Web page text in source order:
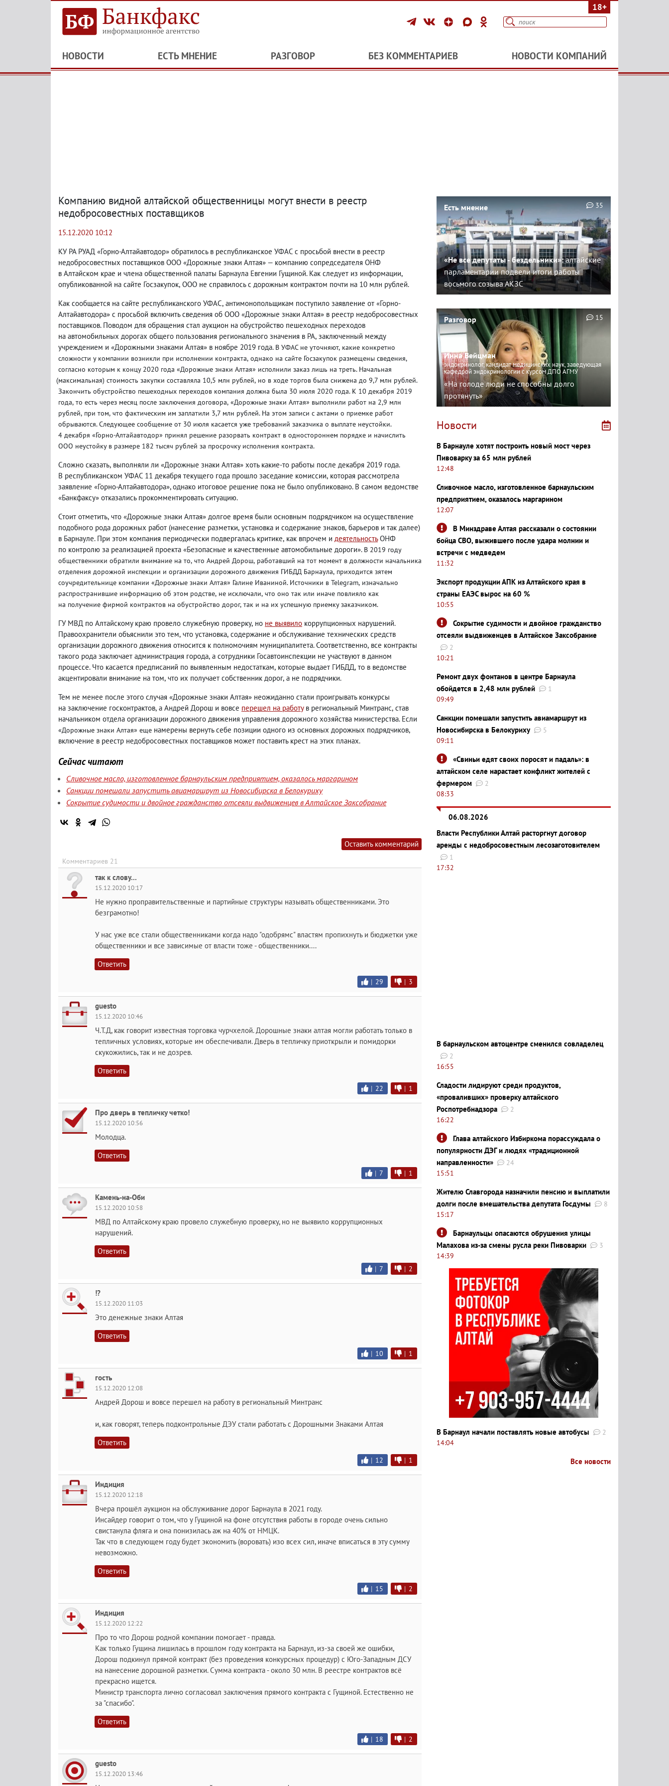
18+
НОВОСТИ ЕСТЬ МНЕНИЕ РАЗГОВОР БЕЗ КОММЕНТАРИЕВ НОВОСТИ КОМПАНИЙ
Компанию видной алтайской общественницы могут внести в реестр
недобросовестных поставщиков
15.12.2020 10:12
КУ РА РУАД «Горно-Алтайавтодор» обратилось в республиканское УФАС с просьбой внести в реестр
недобросовестных поставщиков ООО «Дорожные знаки Алтая» — компанию сопредседателя ОНФ
в Алтайском крае и члена общественной палаты Барнаула Евгении Гущиной. Как следует из информации,
опубликованной на сайте Госзакупок, ООО не справилось с дорожным контрактом почти на 10 млн рублей.
Как сообщается на сайте республиканского УФАС, антимонопольщикам поступило заявление от «Горно-
Алтайавтодора» с просьбой включить сведения об ООО «Дорожные знаки Алтая» в реестр недобросовестных
поставщиков. Поводом для обращения стал аукцион на обустройство пешеходных переходов
на автомобильных дорогах общего пользования регионального значения в РА, заключенный между
учреждением и «Дорожными знаками Алтая» в ноябре 2019 года. В УФАС не уточняют, какие конкретно
сложности у компании возникли при исполнении контракта, однако на сайте Госзакупок размещены сведения,
согласно которым к концу 2020 года «Дорожные знаки Алтая» исполнили заказ лишь на треть. Начальная
(максимальная) стоимость закупки составляла 10,5 млн рублей, но в ходе торгов была снижена до 9,7 млн рублей.
Закончить обустройство пешеходных переходов компания должна была 30 июля 2020 года. К 10 декабря 2019
года, то есть через месяц после заключения договора, «Дорожные знаки Алтая» выполнили работ на 2,9 млн
рублей, при том, что фактическим им заплатили 3,7 млн рублей. На этом записи с актами о приемке работ
обрываются. Следующее сообщение от 30 июля касается уже требований заказчика о выплате неустойки.
4 декабря «Горно-Алтайавтодор» принял решение разорвать контракт в одностороннем порядке и начислить
ООО неустойку в размере 182 тысяч рублей за просрочку исполнения контракта.
Сложно сказать, выполняли ли «Дорожные знаки Алтая» хоть какие-то работы после декабря 2019 года.
В республиканском УФАС 11 декабря текущего года прошло заседание комиссии, которая рассмотрела
заявление «Горно-Алтайавтодора», однако итоговое решение пока не было опубликовано. В самом ведомстве
«Банкфаксу» отказались прокомментировать ситуацию.
Стоит отметить, что «Дорожные знаки Алтая» долгое время были основным подрядчиком на осуществление
подобного рода дорожных работ (нанесение разметки, установка и содержание знаков, барьеров и так далее)
в Барнауле. При этом компания периодически подвергалась критике, как впрочем и деятельностьОНФ
по контролю за реализацией проекта «Безопасные и качественные автомобильные дороги». В 2019 году
общественники обратили внимание на то, что Андрей Дорош, работавший на тот момент в должности начальника
отделения дорожной инспекции и организации дорожного движения ГИБДД Барнаула, приходится зятем
соучредительнице компании «Дорожные знаки Алтая» Галине Иваниной. Источники в Telegram, изначально
распространившие информацию об этом родстве, не исключали, что оно так или иначе повлияло как
на получение фирмой контрактов на обустройство дорог, так и на их успешную приемку заказчиком.
ГУ МВД по Алтайскому краю провело служебную проверку, но не выявило коррупционных нарушений.
Правоохранители объяснили это тем, что установка, содержание и обслуживание технических средств
организации дорожного движения относится к полномочиям муниципалитета. Соответственно, все контракты
такого рода заключает администрация города, а сотрудники Госавтоинспекции не участвуют в данном
процессе. Что касается предписаний по выявленным недостаткам, которые выдает ГИБДД, то в ведомстве
акцентировали внимание на том, что их получает собственник дорог, а не подрядчики.
Тем не менее после этого случая «Дорожные знаки Алтая» неожиданно стали проигрывать конкурсы
на заключение госконтрактов, а Андрей Дорош и вовсе перешел на работув региональный Минтранс, став
начальником отдела организации дорожного движения управления дорожного хозяйства министерства. Если
«Дорожные знаки Алтая» еще намерены вернуть себе позиции одного из основных дорожных подрядчиков,
включение в реестр недобросовестных поставщиков может поставить крест на этих планах.
Сейчас читают
Сливочное масло, изготовленное барнаульским предприятием, оказалось маргарином
Санкции помешали запустить авиамаршрут из Новосибирска в Белокуриху
Сокрытие судимости и двойное гражданство отсеяли выдвиженцев в Алтайское Заксобрание
Оставить комментарий
Комментариев 21
так к слову...
15.12.2020 10:17
Не нужно проправительственные и партийные структуры называть общественниками. Это
безграмотно!
У нас уже все стали общественниками когда надо "одобрямс" властям пропихнуть и бюджетки уже
общественники и все зависимые от власти тоже - общественники....
Ответить
| 29 | 3
guesto
15.12.2020 10:46
Ч.Т.Д, как говорит известная торговка чурчхелой. Дорошные знаки алтая могли работать только в
тепличных условиях, которые им обеспечивали. Дверь в тепличку приоткрыли и помидорки
скукожились, так и не дозрев.
Ответить
| 22 | 1
Про дверь в тепличку четко!
15.12.2020 10:56
Молодца.
Ответить
| 7 | 1
Камень-на-Оби
15.12.2020 10:58
МВД по Алтайскому краю провело служебную проверку, но не выявило коррупционных
нарушений.
Ответить
| 7 | 2
!?
15.12.2020 11:03
Это денежные знаки Алтая
Ответить
| 10 | 1
гость
15.12.2020 12:08
Андрей Дорош и вовсе перешел на работу в региональный Минтранс
и, как говорят, теперь подконтрольные ДЭУ стали работать с Дорошными Знаками Алтая
Ответить
| 12 | 1
Индиция
15.12.2020 12:18
Вчера прошёл аукцион на обслуживание дорог Барнаула в 2021 году.
Инсайдер говорит о том, что у Гущиной на фоне отсутствия работы в городе очень сильно
свистанула фляга и она понизилась аж на 40% от НМЦК.
Так что в следующем году будет экономить (воровать) изо всех сил, иначе вписаться в эту сумму
невозможно.
Ответить
| 15 | 2
Индиция
15.12.2020 12:22
Про то что Дорош родной компании помогает - правда.
Как только Гущина лишилась в прошлом году контракта на Барнаул, из-за своей же ошибки,
Дорош подкинул прямой контракт (без проведения конкурсных процедур) с Юго-Западным ДСУ
на нанесение дорошной разметки. Сумма контракта - около 30 млн. В реестре контрактов всё
прекрасно ищется.
Министр транспорта лично согласовал заключения прямого контракта с Гущиной. Естественно не
за "спасибо".
Ответить
| 18 | 2
guesto
15.12.2020 13:46
Есть мнение
«Не все депутаты - бездельники»:алтайские
парламентарии подвели итоги работы
восьмого созыва АКЗС
35
Разговор
Инна Вейцман
эндокринолог, кандидат медицинских наук, заведующая
кафедрой эндокринологии с курсом ДПО АГМУ
«На голоде люди не способны долго
протянуть»
15
Новости
В Барнауле хотят построить новый мост через
Пивоварку за 65 млн рублей
12:48
Сливочное масло, изготовленное барнаульским
предприятием, оказалось маргарином
12:07
В Минздраве Алтая рассказали о состоянии
бойца СВО, выжившего после удара молнии и
встречи с медведем
11:32
Экспорт продукции АПК из Алтайского края в
страны ЕАЭС вырос на 60 %
10:55
Сокрытие судимости и двойное гражданство
отсеяли выдвиженцев в Алтайское Заксобрание
2
10:21
Ремонт двух фонтанов в центре Барнаула
обойдется в 2,48 млн рублей
1
09:49
Санкции помешали запустить авиамаршрут из
Новосибирска в Белокуриху
5
09:11
«Свиньи едят своих поросят и падаль»: в
алтайском селе нарастает конфликт жителей с
фермером
2
08:33
06.08.2026
Власти Республики Алтай расторгнут договор
аренды с недобросовестным лесозаготовителем
1
17:32
В барнаульском автоцентре сменился совладелец
2
16:55
Сладости лидируют среди продуктов,
«проваливших» проверку алтайского
Роспотребнадзора
2
16:22
Глава алтайского Избиркома порассуждала о
популярности ДЭГ и людях «традиционной
направленности»
24
15:51
Жителю Славгорода назначили пенсию и выплатили
долги после вмешательства депутата Госдумы
8
15:17
Барнаульцы опасаются обрушения улицы
Малахова из-за смены русла реки Пивоварки
3
14:39
В Барнаул начали поставлять новые автобусы
2
14:04
Все новости